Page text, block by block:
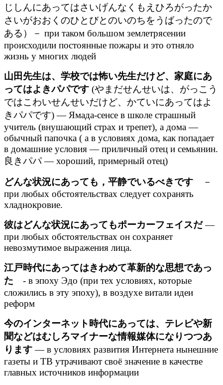
じしんにあってはさいげんなくもえひろがったか
さいがおおくのひとびとのいのちをうばったので
ある）－ при таком большом землетрясении
происходили постоянные пожары и это отняло
жизнь у многих людей
山田先生は、学校では怖い先生だけど、家庭にあ
ってはよきパパです (やまだせんせいは、がっこう
ではこわいせんせいだけど、かていにあってはよ
きパパです) — Ямада-сенсе в школе страшный
учитель (внушающий страх и трепет), а дома —
обычный папочка ( а в условиях дома, как попадает
в домашние условия — приличный отец и семьянин.
良きパパ — хороший, примерный отец)
どんな状況にあっても，平静でいるべきです －
при любых обстоятельствах следует сохранять
хладнокровие.
彼はどんな状況にあってもポーカーフェイスだ—
при любых обстоятельствах он сохраняет
невозмутимое выражения лица.
江戸時代にあってはきわめて革新的な思想であっ
た - в эпоху Эдо (при тех условиях, которые
сложились в эту эпоху), в воздухе витали идеи
реформ
今のインターネット時代にあっては、テレビや新
聞などはむしろマイナーな情報媒体になりつつあ
ります— в условиях развития Интернета нынешние
газеты и ТВ утрачивают своё значение в качестве
главных источников информации